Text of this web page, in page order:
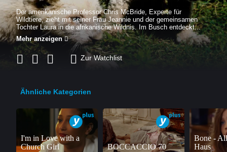
Der amerikanische Professor Chris McBride, Experte für
Wildtiere, zieht mit seiner Frau Jeannie und der gemeinsamen
Tochter Laura in die afrikanische Wildnis. Im Busch entdeckt...
Mehr anzeigen
Zur Watchlist
Ähnliche Kategorien
I'm in Love with a
Church Girl
BOCCACCIO 70
Bone -
Haus